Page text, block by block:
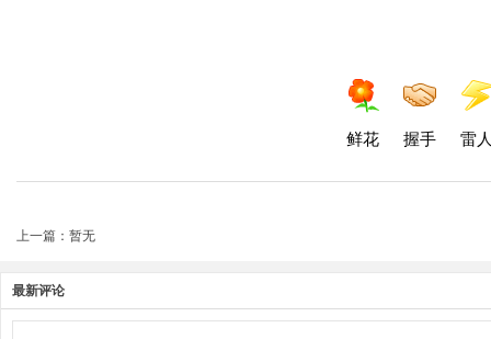
鲜花 握手 雷
上一篇：暂无
最新评论